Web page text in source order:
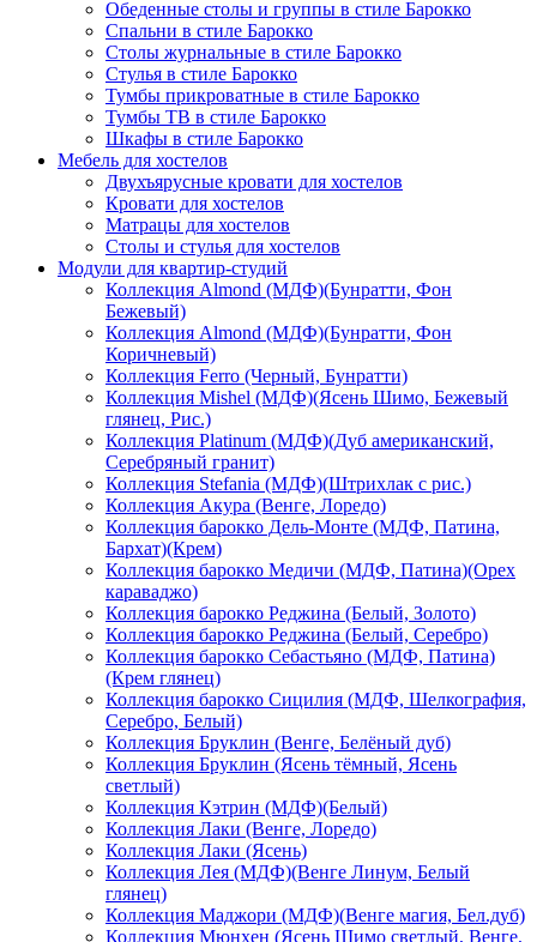
Обеденные столы и группы в стиле Барокко
Спальни в стиле Барокко
Столы журнальные в стиле Барокко
Стулья в стиле Барокко
Тумбы прикроватные в стиле Барокко
Тумбы ТВ в стиле Барокко
Шкафы в стиле Барокко
Мебель для хостелов
Двухъярусные кровати для хостелов
Кровати для хостелов
Матрацы для хостелов
Столы и стулья для хостелов
Модули для квартир-студий
Коллекция Almond (МДФ)(Бунратти, Фон
Бежевый)
Коллекция Almond (МДФ)(Бунратти, Фон
Коричневый)
Коллекция Ferro (Черный, Бунратти)
Коллекция Mishel (МДФ)(Ясень Шимо, Бежевый
глянец, Рис.)
Коллекция Platinum (МДФ)(Дуб американский,
Серебряный гранит)
Коллекция Stefania (МДФ)(Штрихлак с рис.)
Коллекция Акура (Венге, Лоредо)
Коллекция барокко Дель-Монте (МДФ, Патина,
Бархат)(Крем)
Коллекция барокко Медичи (МДФ, Патина)(Орех
караваджо)
Коллекция барокко Реджина (Белый, Золото)
Коллекция барокко Реджина (Белый, Серебро)
Коллекция барокко Себастьяно (МДФ, Патина)
(Крем глянец)
Коллекция барокко Сицилия (МДФ, Шелкография,
Серебро, Белый)
Коллекция Бруклин (Венге, Белёный дуб)
Коллекция Бруклин (Ясень тёмный, Ясень
светлый)
Коллекция Кэтрин (МДФ)(Белый)
Коллекция Лаки (Венге, Лоредо)
Коллекция Лаки (Ясень)
Коллекция Лея (МДФ)(Венге Линум, Белый
глянец)
Коллекция Маджори (МДФ)(Венге магия, Бел.дуб)
Коллекция Мюнхен (Ясень Шимо светлый, Венге,